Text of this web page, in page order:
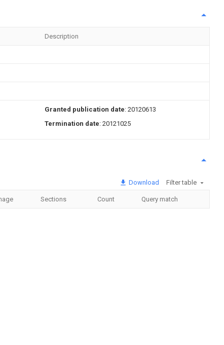
Description
Granted publication date: 20120613
Termination date: 20121025
Download Filter table
Sections Count Query match